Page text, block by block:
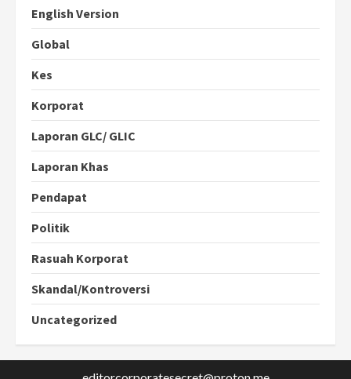
English Version
Global
Kes
Korporat
Laporan GLC/ GLIC
Laporan Khas
Pendapat
Politik
Rasuah Korporat
Skandal/Kontroversi
Uncategorized